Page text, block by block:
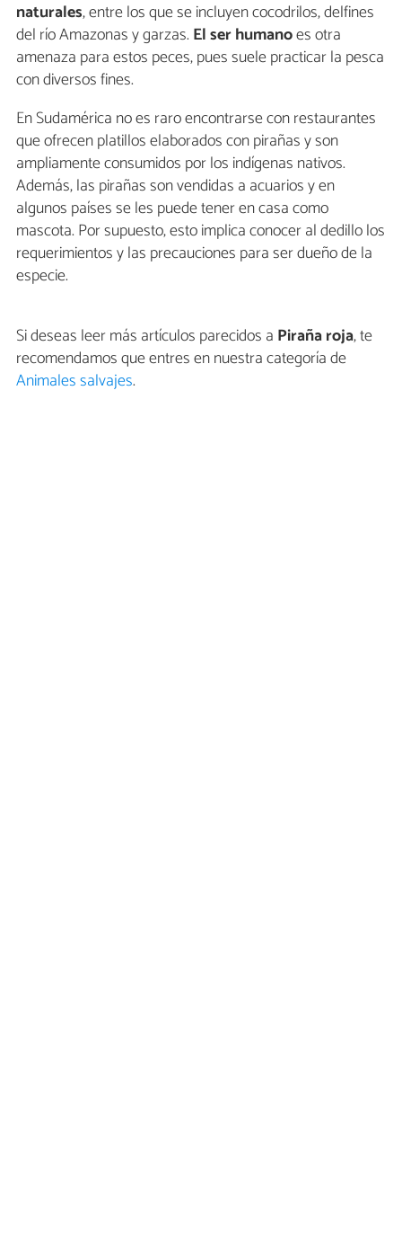
naturales, entre los que se incluyen cocodrilos, delfines
del río Amazonas y garzas. El ser humanoes otra
amenaza para estos peces, pues suele practicar la pesca
con diversos fines.
En Sudamérica no es raro encontrarse con restaurantes
que ofrecen platillos elaborados con pirañas y son
ampliamente consumidos por los indígenas nativos.
Además, las pirañas son vendidas a acuarios y en
algunos países se les puede tener en casa como
mascota. Por supuesto, esto implica conocer al dedillo los
requerimientos y las precauciones para ser dueño de la
especie.
Si deseas leer más artículos parecidos a Piraña roja, te
recomendamos que entres en nuestra categoría de
Animales salvajes.